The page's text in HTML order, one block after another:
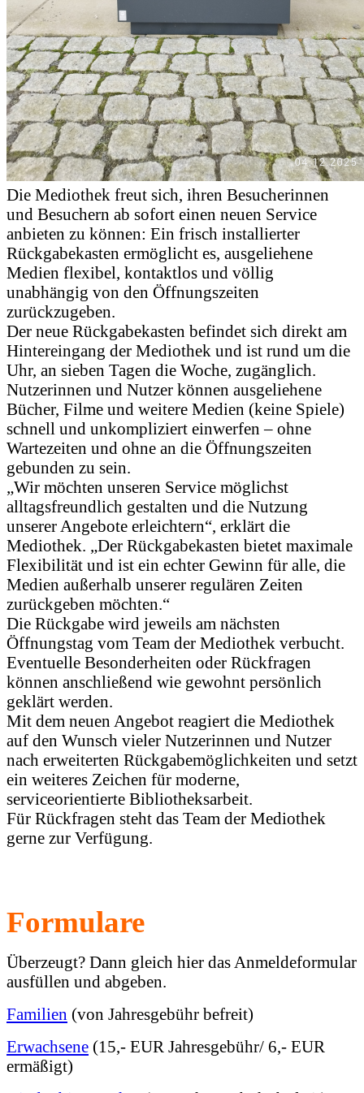
Die Mediothek freut sich, ihren Besucherinnen
und Besuchern ab sofort einen neuen Service
anbieten zu können: Ein frisch installierter
Rückgabekasten ermöglicht es, ausgeliehene
Medien flexibel, kontaktlos und völlig
unabhängig von den Öffnungszeiten
zurückzugeben.
Der neue Rückgabekasten befindet sich direkt am
Hintereingang der Mediothek und ist rund um die
Uhr, an sieben Tagen die Woche, zugänglich.
Nutzerinnen und Nutzer können ausgeliehene
Bücher, Filme und weitere Medien (keine Spiele)
schnell und unkompliziert einwerfen – ohne
Wartezeiten und ohne an die Öffnungszeiten
gebunden zu sein.
„Wir möchten unseren Service möglichst
alltagsfreundlich gestalten und die Nutzung
unserer Angebote erleichtern“, erklärt die
Mediothek. „Der Rückgabekasten bietet maximale
Flexibilität und ist ein echter Gewinn für alle, die
Medien außerhalb unserer regulären Zeiten
zurückgeben möchten.“
Die Rückgabe wird jeweils am nächsten
Öffnungstag vom Team der Mediothek verbucht.
Eventuelle Besonderheiten oder Rückfragen
können anschließend wie gewohnt persönlich
geklärt werden.
Mit dem neuen Angebot reagiert die Mediothek
auf den Wunsch vieler Nutzerinnen und Nutzer
nach erweiterten Rückgabemöglichkeiten und setzt
ein weiteres Zeichen für moderne,
serviceorientierte Bibliotheksarbeit.
Für Rückfragen steht das Team der Mediothek
gerne zur Verfügung.
Formulare
Überzeugt? Dann gleich hier das Anmeldeformular
ausfüllen und abgeben.
Familien (von Jahresgebühr befreit)
Erwachsene (15,- EUR Jahresgebühr/ 6,- EUR
ermäßigt)